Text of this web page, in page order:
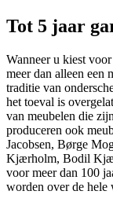
Tot 5 jaar
Wanneer u kiest
meer dan alleen een
traditie van
het toeval is
van meubelen die
produceren ook
Jacobsen, Børge
Kjærholm, Bodil
voor meer dan 100
worden over de hele